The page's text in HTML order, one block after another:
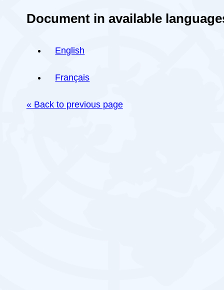
Document in available
English
Français
« Back to previous page